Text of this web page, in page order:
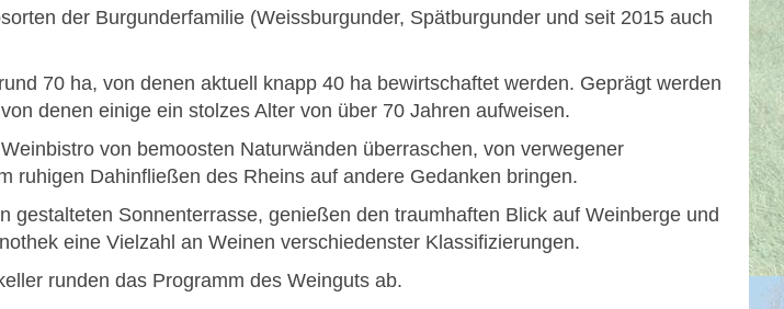
der Burgunderfamilie (Weissburgunder, Spätburgunder und seit 2015 auch
70 ha, von denen aktuell knapp 40 ha bewirtschaftet werden. Geprägt werden
denen einige ein stolzes Alter von über 70 Jahren aufweisen.
von bemoosten Naturwänden überraschen, von verwegener
ruhigen Dahinfließen des Rheins auf andere Gedanken bringen.
gestalteten Sonnenterrasse, genießen den traumhaften Blick auf Weinberge und
eine Vielzahl an Weinen verschiedenster Klassifizierungen.
runden das Programm des Weinguts ab.